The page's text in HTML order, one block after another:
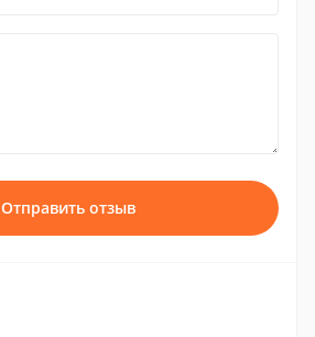
Отправить отзыв